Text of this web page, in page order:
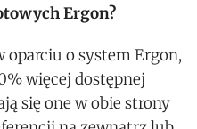
Ergon?
o system Ergon,
więcej dostępnej
się one w obie strony